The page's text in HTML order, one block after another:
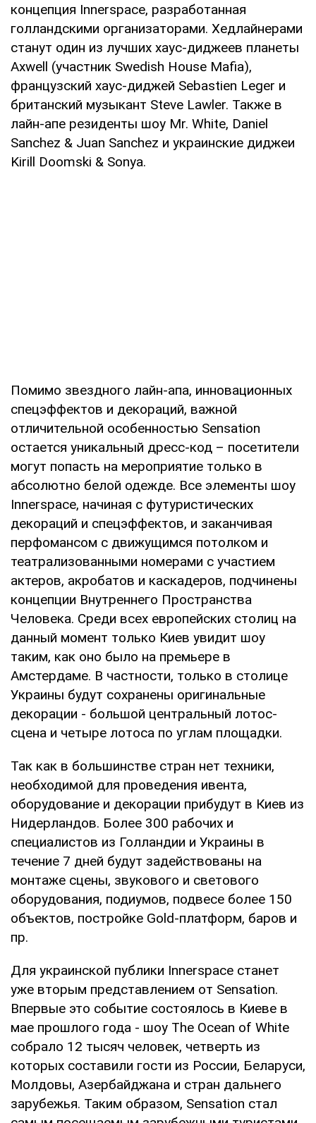
концепция Innerspace, разработанная
голландскими организаторами. Хедлайнерами
станут один из лучших хаус-диджеев планеты
Axwell (участник Swedish House Mafia),
французский хаус-диджей Sebastien Leger и
британский музыкант Steve Lawler. Также в
лайн-апе резиденты шоу Mr. White, Daniel
Sanchez & Juan Sanchez и украинские диджеи
Kirill Doomski & Sonya.
Помимо звездного лайн-апа, инновационных
спецэффектов и декораций, важной
отличительной особенностью Sensation
остается уникальный дресс-код – посетители
могут попасть на мероприятие только в
абсолютно белой одежде. Все элементы шоу
Innerspace, начиная с футуристических
декораций и спецэффектов, и заканчивая
перфомансом с движущимся потолком и
театрализованными номерами с участием
актеров, акробатов и каскадеров, подчинены
концепции Внутреннего Пространства
Человека. Среди всех европейских столиц на
данный момент только Киев увидит шоу
таким, как оно было на премьере в
Амстердаме. В частности, только в столице
Украины будут сохранены оригинальные
декорации - большой центральный лотос-
сцена и четыре лотоса по углам площадки.
Так как в большинстве стран нет техники,
необходимой для проведения ивента,
оборудование и декорации прибудут в Киев из
Нидерландов. Более 300 рабочих и
специалистов из Голландии и Украины в
течение 7 дней будут задействованы на
монтаже сцены, звукового и светового
оборудования, подиумов, подвесе более 150
объектов, постройке Gold-платформ, баров и
пр.
Для украинской публики Innerspace станет
уже вторым представлением от Sensation.
Впервые это событие состоялось в Киеве в
мае прошлого года - шоу The Ocean of White
собрало 12 тысяч человек, четверть из
которых составили гости из России, Беларуси,
Молдовы, Азербайджана и стран дальнего
зарубежья. Таким образом, Sensation стал